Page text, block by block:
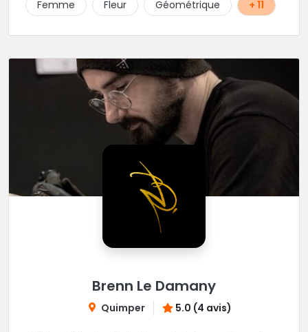
Femme
Fleur Géométrique + 11
Brenn Le Damany
Quimper 5.0 (4 avis)